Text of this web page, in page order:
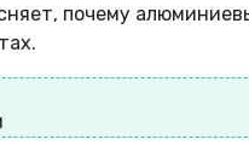
почему